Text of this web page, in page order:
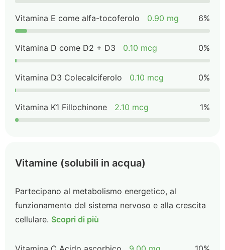
Vitamina E come alfa-tocoferolo 0.90 mg 6%
Vitamina D come D2 + D3 0.10 mcg 0%
Vitamina D3 Colecalciferolo 0.10 mcg 0%
Vitamina K1 Fillochinone 2.10 mcg 1%
Vitamine (solubili in acqua)
Partecipano al metabolismo energetico, al
funzionamento del sistema nervoso e alla crescita
cellulare. Scopri di più